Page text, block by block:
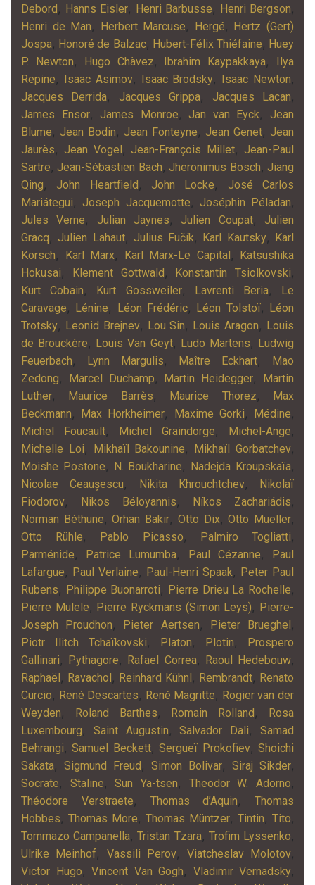
Debord , Hanns Eisler, Henri Barbusse, Henri Bergson,
Henri de Man, Herbert Marcuse, Hergé,
Hertz (Gert)
Jospa, Honoré de Balzac, Hubert-Félix Thiéfaine, Huey
P. Newton, Hugo Chàvez, Ibrahim Kaypakkaya,
Ilya
Repine, Isaac Asimov, Isaac Brodsky, Isaac Newton,
Jacques Derrida, Jacques Grippa, Jacques Lacan,
James Ensor, James Monroe, Jan van Eyck, Jean
Blume, Jean Bodin, Jean Fonteyne, Jean Genet, Jean
Jaurès, Jean Vogel , Jean-François Millet, Jean-Paul
Sartre, Jean-Sébastien Bach, Jheronimus Bosch, Jiang
Qing, John Heartfield , John Locke, José Carlos
Mariátegui, Joseph Jacquemotte, Joséphin Péladan,
Jules Verne, Julian Jaynes, Julien Coupat, Julien
Gracq, Julien Lahaut, Julius Fučík, Karl Kautsky,
Karl
Korsch, Karl Marx, Karl Marx-Le Capital ,
Katsushika
Hokusai, Klement Gottwald , Konstantin Tsiolkovski,
Kurt Cobain, Kurt Gossweiler, Lavrenti Beria,
Le
Caravage, Lénine, Léon Frédéric, Léon Tolstoï,
Léon
Trotsky, Leonid Brejnev, Lou Sin, Louis Aragon, Louis
de Brouckère, Louis Van Geyt, Ludo Martens, Ludwig
Feuerbach, Lynn Margulis, Maître Eckhart,
Mao
Zedong, Marcel Duchamp, Martin Heidegger,
Martin
Luther, Maurice Barrès, Maurice Thorez,
Max
Beckmann, Max Horkheimer, Maxime Gorki, Médine,
Michel Foucault, Michel Graindorge, Michel-Ange,
Michelle Loi, Mikhaïl Bakounine, Mikhaïl Gorbatchev,
Moishe Postone, N. Boukharine, Nadejda Kroupskaïa,
Nicolae Ceaușescu, Nikita Khrouchtchev,
Nikolaï
Fiodorov, Nikos Béloyannis, Níkos Zachariádis,
Norman Béthune,Orhan Bakir, Otto Dix,Otto Mueller,
Otto Rühle, Pablo Picasso, Palmiro Togliatti,
Parménide, Patrice Lumumba, Paul Cézanne,
Paul
Lafargue, Paul Verlaine, Paul-Henri Spaak, Peter Paul
Rubens, Philippe Buonarroti, Pierre Drieu La Rochelle,
Pierre Mulele, Pierre Ryckmans (Simon Leys), Pierre-
Joseph Proudhon, Pieter Aertsen, Pieter Brueghel ,
Piotr Ilitch Tchaïkovski, Platon, Plotin,
Prospero
Gallinari, Pythagore, Rafael Correa, Raoul Hedebouw,
Raphaël , Ravachol , Reinhard Kühnl , Rembrandt, Renato
Curcio, René Descartes, René Magritte, Rogier van der
Weyden, Roland Barthes, Romain Rolland ,
Rosa
Luxembourg, Saint Augustin,Salvador Dali,Samad
Behrangi,Samuel Beckett,Sergueï Prokofiev,Shoichi
Sakata, Sigmund Freud , Simon Bolivar, Siraj Sikder,
Socrate, Staline,Sun Ya-tsen, Theodor W. Adorno,
Théodore Verstraete, Thomas d’Aquin, Thomas
Hobbes, Thomas More, Thomas Müntzer, Tintin, Tito,
Tommazo Campanella,Tristan Tzara, Trofim Lyssenko,
Ulrike Meinhof, Vassili Perov, Viatcheslav Molotov,
Victor Hugo, Vincent Van Gogh, Vladimir Vernadsky,